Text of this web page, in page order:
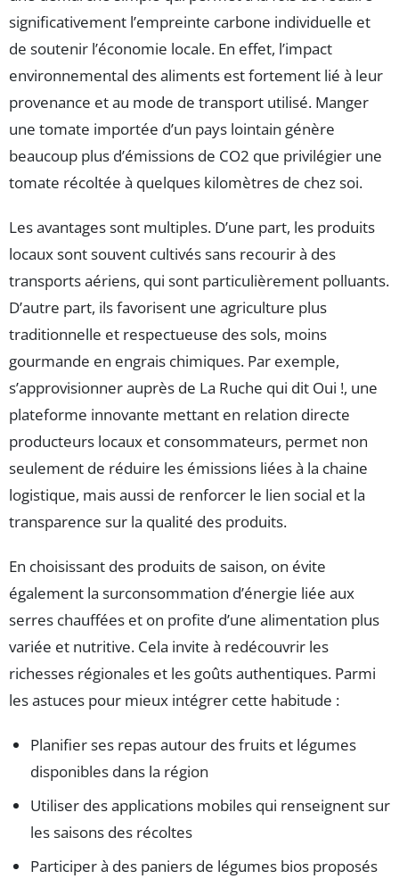
significativement l’empreinte carbone individuelle et
de soutenir l’économie locale. En effet, l’impact
environnemental des aliments est fortement lié à leur
provenance et au mode de transport utilisé. Manger
une tomate importée d’un pays lointain génère
beaucoup plus d’émissions de CO2 que privilégier une
tomate récoltée à quelques kilomètres de chez soi.
Les avantages sont multiples. D’une part, les produits
locaux sont souvent cultivés sans recourir à des
transports aériens, qui sont particulièrement polluants.
D’autre part, ils favorisent une agriculture plus
traditionnelle et respectueuse des sols, moins
gourmande en engrais chimiques. Par exemple,
s’approvisionner auprès de La Ruche qui dit Oui !, une
plateforme innovante mettant en relation directe
producteurs locaux et consommateurs, permet non
seulement de réduire les émissions liées à la chaine
logistique, mais aussi de renforcer le lien social et la
transparence sur la qualité des produits.
En choisissant des produits de saison, on évite
également la surconsommation d’énergie liée aux
serres chauffées et on profite d’une alimentation plus
variée et nutritive. Cela invite à redécouvrir les
richesses régionales et les goûts authentiques. Parmi
les astuces pour mieux intégrer cette habitude :
Planifier ses repas autour des fruits et légumes
disponibles dans la région
Utiliser des applications mobiles qui renseignent sur
les saisons des récoltes
Participer à des paniers de légumes bios proposés